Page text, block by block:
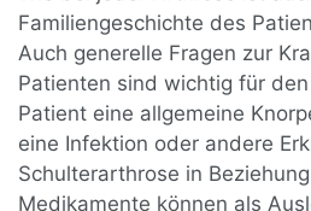
Familiengeschichte des
Auch generelle Fragen zur
Patienten sind wichtig für
Patient eine allgemeine
eine Infektion oder andere
Schulterarthrose in
Medikamente können als